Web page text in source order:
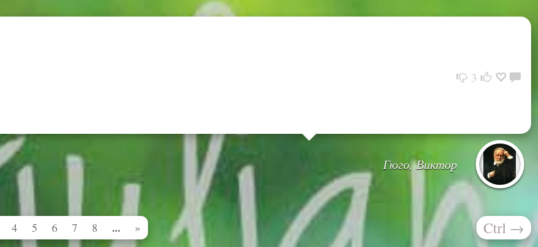
3
Гюго, Виктор
4 5 6 7 8 ... » Ctrl →